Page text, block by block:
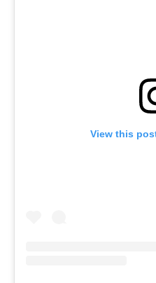
View this